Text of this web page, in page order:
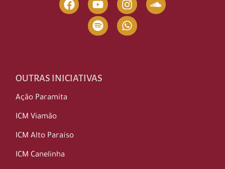
OUTRAS INICIATIVAS
Ação Paramita
ICM Viamão
ICM Alto Paraíso
ICM Canelinha